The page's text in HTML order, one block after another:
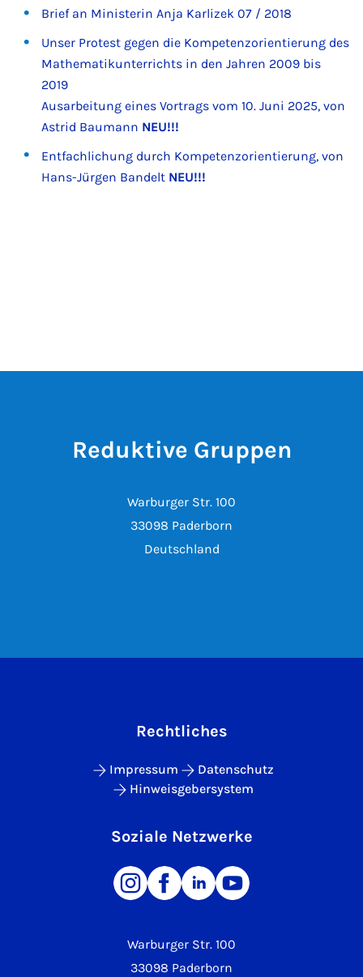
Brief an Ministerin Anja Karlizek 07 / 2018
Unser Protest gegen die Kompetenzorientierung des
Mathematikunterrichts in den Jahren 2009 bis
2019
Ausarbeitung eines Vortrags vom 10. Juni 2025, von
Astrid Baumann NEU!!!
Entfachlichung durch Kompetenzorientierung, von
Hans-Jürgen Bandelt NEU!!!
Reduktive Gruppen
Warburger Str. 100
33098 Paderborn
Deutschland
Warburger Str. 100
33098 Paderborn
Rechtliches
Impressum
Datenschutz
Hinweisgebersystem
Soziale Netzwerke